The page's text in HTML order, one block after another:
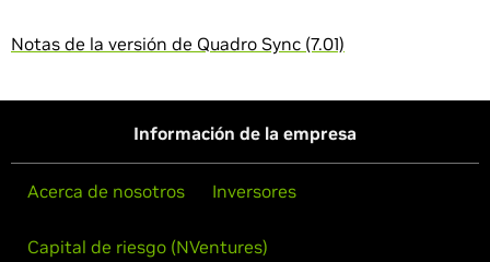
Notas de la versión de Quadro Sync (7.01)
Información de la empresa
Acerca de nosotros Inversores
Capital de riesgo (NVentures)